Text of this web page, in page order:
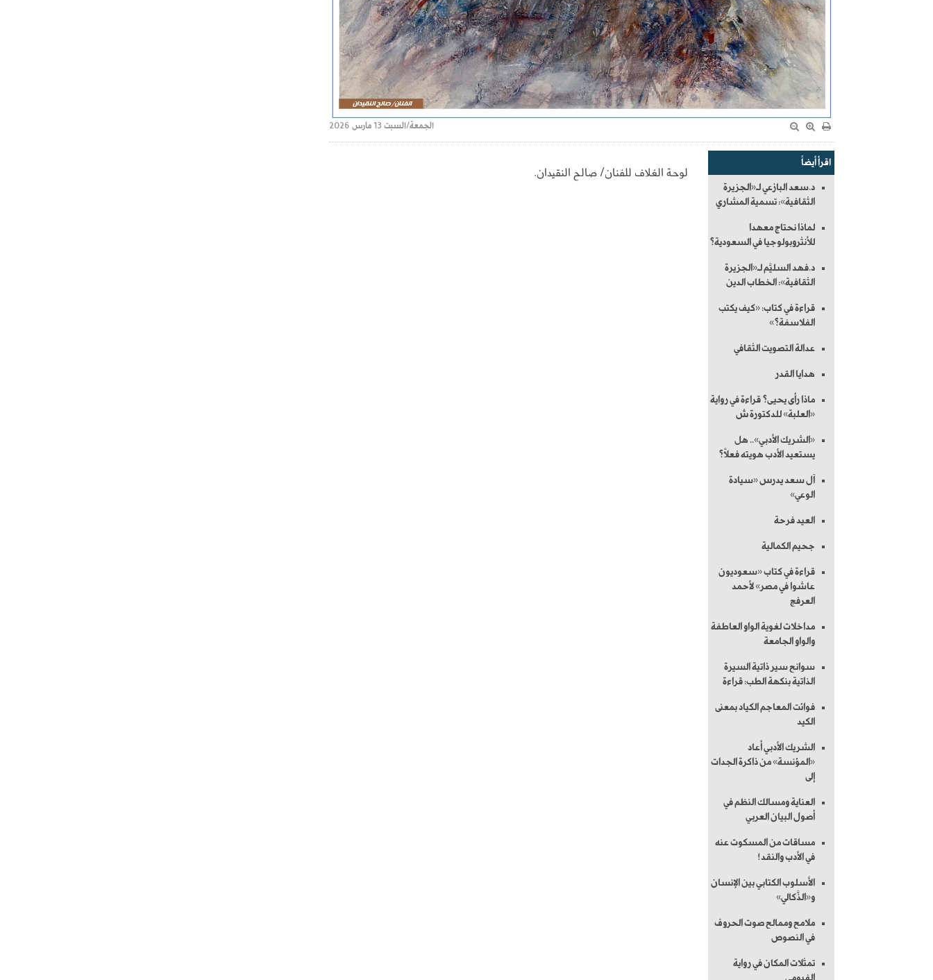
الجمعة/السبت 13 مارس 2026
اقرأ أيضاً
د.سعد البازعي لـ«الجزيرة
الثقافية»: تسمية المشاري
لماذا نحتاج معهدا
للأنثروبولوجيا في السعودية؟
د.فهد السليَّم لـ«الجزيرة
الثقافية»: الخطاب الدين
قراءة في كتاب: «كيف يكتب
الفلاسفة؟»
عدالة التصويت الثقافي
هدايا القدر
ماذا رأى يحيى؟ قراءة في رواية
«العلبة» للدكتورة ش
«الشريك الأدبي».. هل
يستعيد الأدب هويته فعلاً؟
آل سعد يدرس «سيادة
الوعي»
العيد فرحة
جحيم الكمالية
قراءة في كتاب «سعوديون
عاشوا في مصر» لأحمد
العرفج
مداخلات لغوية الواو العاطفة
والواو الجامعة
سوانح سير ذاتية السيرة
الذاتية بنكهة الطب: قراءة
فوائت المعاجم الكياد بمعنى
الكيد
الشريك الأدبي أعاد
«المؤنسة» من ذاكرة الجدات
إلى
العناية ومسالك النظم في
أصول البيان العربي
مساقات من المسكوت عنه
في الأدب والنقد!
الأسلوب الكتابي بين الإنسان
و«الذَّكالي»
ملامح وممالح صوت الحروف
في النصوص
تمثلات المكان في رواية
الفيومي
لوحة الغلاف للفنان/ صالح النقيدان.